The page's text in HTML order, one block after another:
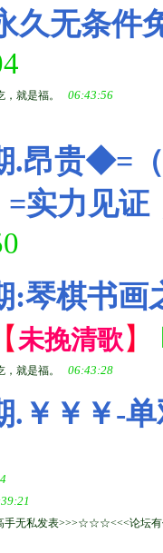
久无条件
就是福。
06:43:56
.昂贵◆=
=实力见
:琴棋书
【未挽清歌 】
就是福。 06:43:28
.￥￥￥-
无私发表>>>☆☆☆<<<论坛